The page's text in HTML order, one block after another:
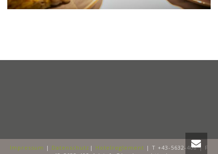
Impressum | Datenschutz | Hotelreglement | T +43-5632-408 | F